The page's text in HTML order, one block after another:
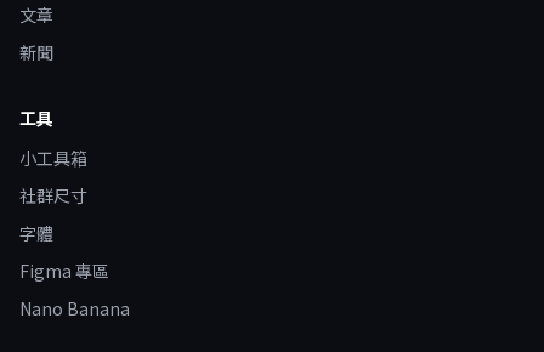
文章
新聞
工具
小工具箱
社群尺寸
字體
Figma 專區
Nano Banana